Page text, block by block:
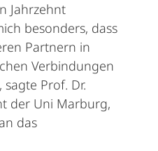
Jahrzehnt
besonders, dass
Partnern in
Verbindungen
Prof. Dr.
der Uni Marburg,
das